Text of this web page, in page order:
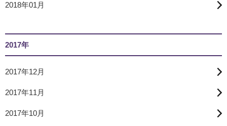
2018年01月
2017年
2017年12月
2017年11月
2017年10月